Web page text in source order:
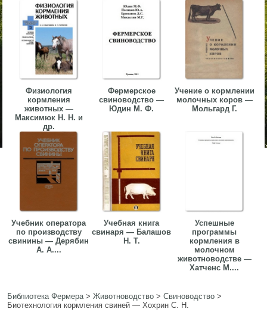
Физиология
кормления
животных —
Максимюк Н. Н. и
др.
Фермерское
свиноводство —
Юдин М. Ф.
Учение о кормлении
молочных коров —
Мольгард Г.
Учебник оператора
по производству
свинины — Дерябин
А. А....
Учебная книга
свинаря — Балашов
Н. Т.
Успешные
программы
кормления в
молочном
животноводстве —
Хатченс М....
Библиотека Фермера>Животноводство >Свиноводство >
Биотехнология кормления свиней — Хохрин С. Н.